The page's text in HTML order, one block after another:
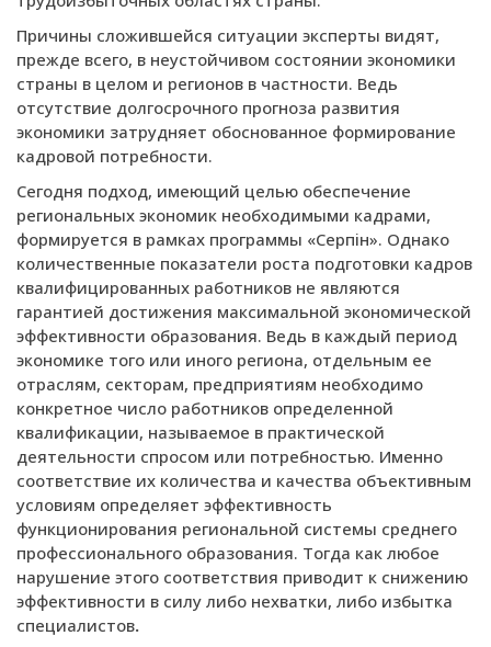
Причины сложившейся ситуации эксперты видят,
прежде всего, в неустойчивом состоянии экономики
страны в целом и регионов в частности. Ведь
отсутствие долгосрочного прогноза развития
экономики затрудняет обоснованное формирование
кадровой потребности.
Сегодня подход, имеющий целью обеспечение
региональных экономик необходимыми кадрами,
формируется в рамках программы «Серпiн». Однако
количественные показатели роста подготовки кадров
квалифицированных работников не являются
гарантией достижения максимальной экономической
эффективности образования. Ведь в каждый период
экономике того или иного региона, отдельным ее
отраслям, секторам, предприятиям необходимо
конкретное число работников определенной
квалификации, называемое в практической
деятельности спросом или потребностью. Именно
соответствие их количества и качества объективным
условиям определяет эффективность
функционирования региональной системы среднего
профессионального образования. Тогда как любое
нарушение этого соответствия приводит к снижению
эффективности в силу либо нехватки, либо избытка
специалистов.